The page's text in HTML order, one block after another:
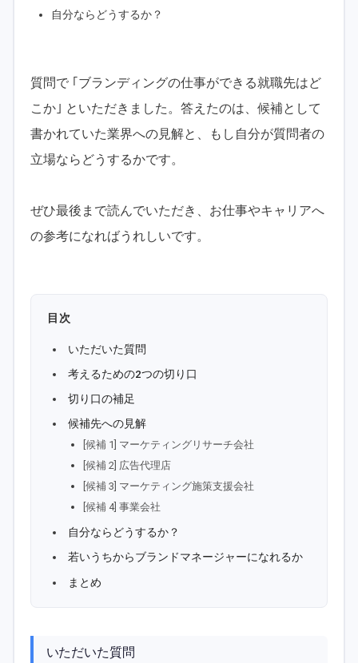
自分ならどうするか？
質問で ｢ブランディングの仕事ができる就職先はど
こか｣ といただきました。答えたのは、候補として
書かれていた業界への見解と、もし自分が質問者の
立場ならどうするかです。
ぜひ最後まで読んでいただき、お仕事やキャリアへ
の参考になればうれしいです。
目次
いただいた質問
考えるための2つの切り口
切り口の補足
候補先への見解
[候補 1] マーケティングリサーチ会社
[候補 2] 広告代理店
[候補 3] マーケティング施策支援会社
[候補 4] 事業会社
自分ならどうするか？
若いうちからブランドマネージャーになれるか
まとめ
いただいた質問